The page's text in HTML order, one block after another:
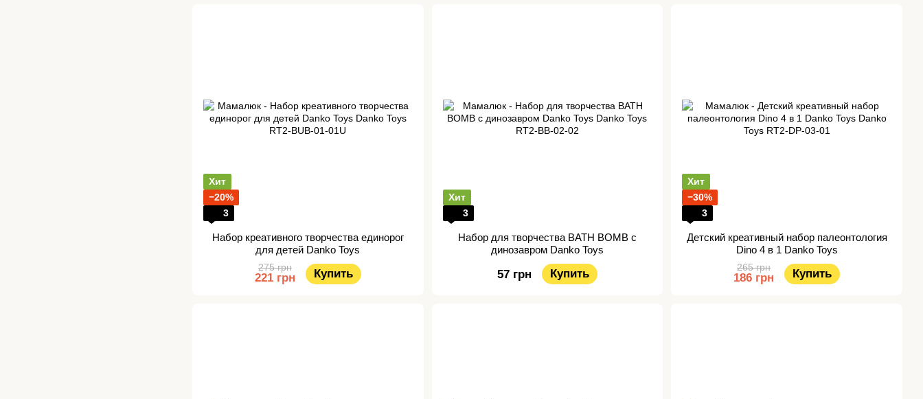
Хит
−20%
3
Набор креативного творчества единорог
для детей Danko Toys
275 грн
221 грн Купить
Хит
3
Набор для творчества BATH BOMB с
динозавром Danko Toys
57 грн Купить
Хит
−30%
3
Детский креативный набор палеонтология
Dino 4 в 1 Danko Toys
265 грн
186 грн Купить